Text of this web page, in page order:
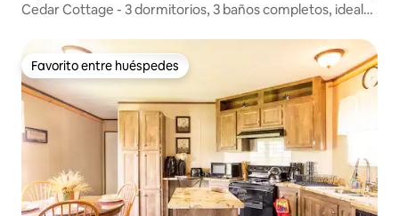
Cedar Cottage - 3 dormitorios, 3 baños completos, ideal
Favorito entre huéspedes
Favorito entre huéspedes